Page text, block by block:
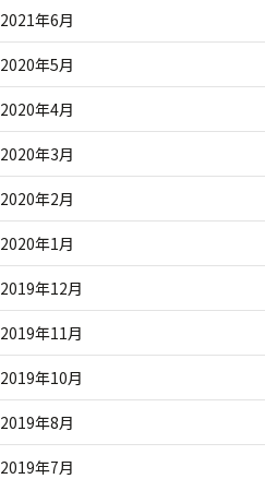
2021年6月
2020年5月
2020年4月
2020年3月
2020年2月
2020年1月
2019年12月
2019年11月
2019年10月
2019年8月
2019年7月